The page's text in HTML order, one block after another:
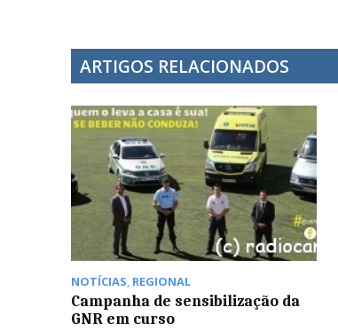
ARTIGOS RELACIONADOS
NOTÍCIAS, REGIONAL
Campanha de sensibilização da
GNR em curso